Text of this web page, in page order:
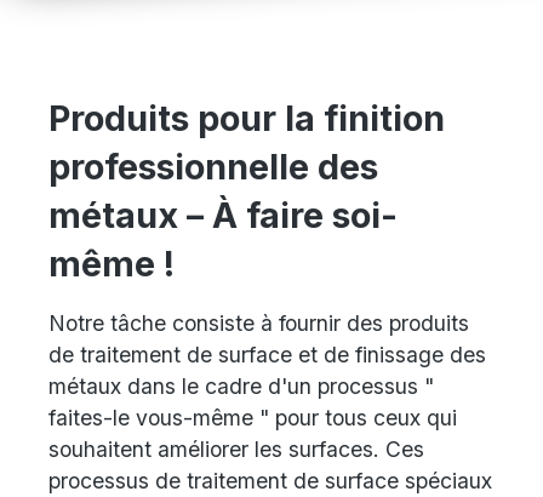
Produits pour la finition
professionnelle des
métaux – À faire soi-
même !
Notre tâche consiste à fournir des produits
de traitement de surface et de finissage des
métaux dans le cadre d'un processus "
faites-le vous-même " pour tous ceux qui
souhaitent améliorer les surfaces. Ces
processus de traitement de surface spéciaux